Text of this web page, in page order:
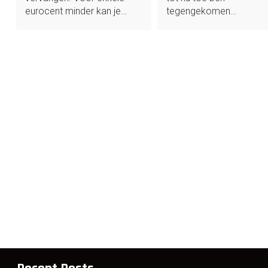
eurocent minder kan je…
tegengekomen…